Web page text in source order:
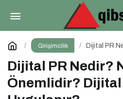
Girişimcilik
Dijital PR
Dijital PR Nedir?
Önemlidir? Dijital
İçerik Pazarlaması
Yorum Yap